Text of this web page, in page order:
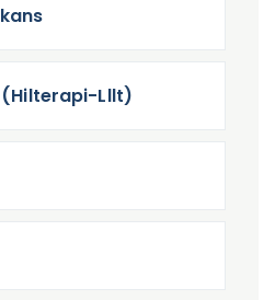
(Hilterapi-Lllt)